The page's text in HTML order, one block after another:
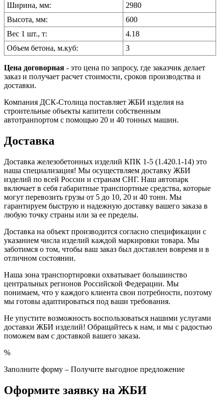
Ширина, мм:
2980
Высота, мм:
600
Вес 1 шт., т:
4.18
Объем бетона, м.куб:
3
Цена договорная - это цена по запросу, где заказчик делает
заказ и получает расчет стоимости, сроков производства и
доставки.
Компания ДСК-Столица поставляет ЖБИ изделия на
строительные объекты капители собственным
автотранпортом с помощью 20 и 40 тонных машин.
Доставка
Доставка железобетонных изделий КПК 1-5 (1.420.1-14) это
наша специализация! Мы осуществляем доставку ЖБИ
изделий по всей России и странам СНГ. Наш автопарк
включает в себя габаритные транспортные средства, которые
могут перевозить грузы от 5 до 10, 20 и 40 тонн. Мы
гарантируем быструю и надежную доставку вашего заказа в
любую точку страны или за ее пределы.
Доставка на объект производится согласно спецификации с
указанием числа изделий каждой маркировки товара. Мы
заботимся о том, чтобы ваш заказ был доставлен вовремя и в
отличном состоянии.
Наша зона транспортировки охватывает большинство
центральных регионов Российской Федерации. Мы
понимаем, что у каждого клиента свои потребности, поэтому
мы готовы адаптироваться под ваши требования.
Не упустите возможность воспользоваться нашими услугами
доставки ЖБИ изделий! Обращайтесь к нам, и мы с радостью
поможем вам с доставкой вашего заказа.
%
Заполните форму – Получите выгодное предложение
Оформите заявку на ЖБИ